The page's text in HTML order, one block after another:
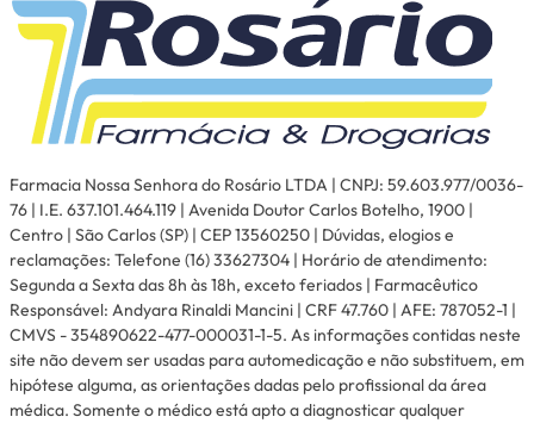
Farmacia Nossa Senhora do Rosário LTDA | CNPJ: 59.603.977/0036-
76 | I.E. 637.101.464.119 | Avenida Doutor Carlos Botelho, 1900 |
Centro | São Carlos (SP) | CEP 13560250 | Dúvidas, elogios e
reclamações: Telefone (16) 33627304 | Horário de atendimento:
Segunda a Sexta das 8h às 18h, exceto feriados | Farmacêutico
Responsável: Andyara Rinaldi Mancini | CRF 47.760 | AFE: 787052-1 |
CMVS - 354890622-477-000031-1-5. As informações contidas neste
site não devem ser usadas para automedicação e não substituem, em
hipótese alguma, as orientações dadas pelo profissional da área
médica. Somente o médico está apto a diagnosticar qualquer